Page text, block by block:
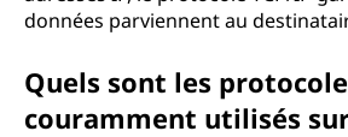
données parviennent au
Quels sont les
couramment utilisés